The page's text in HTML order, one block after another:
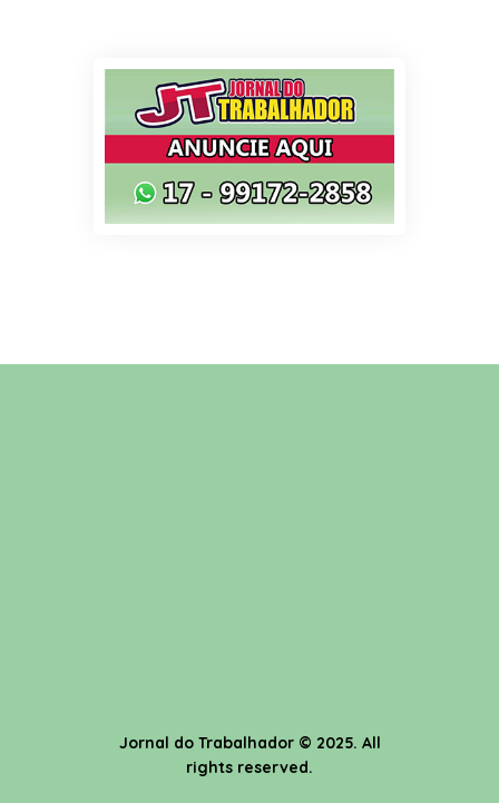
Jornal do Trabalhador © 2025. All
rights reserved.